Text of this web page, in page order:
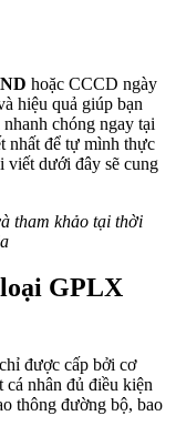
hoặc CCCD ngày
hiệu quả giúp bạn
chóng ngay tại
nhất để tự mình thực
viết dưới đây sẽ cung
tham khảo tại thời
GPLX
được cấp bởi cơ
cá nhân đủ điều kiện
thông đường bộ, bao